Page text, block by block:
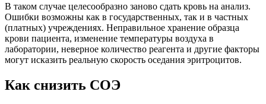
В таком случае целесообразно заново сдать кровь на анализ.
Ошибки возможны как в государственных, так и в частных
(платных) учреждениях. Неправильное хранение образца
крови пациента, изменение температуры воздуха в
лаборатории, неверное количество реагента и другие факторы
могут исказить реальную скорость оседания эритроцитов.
Как снизить СОЭ